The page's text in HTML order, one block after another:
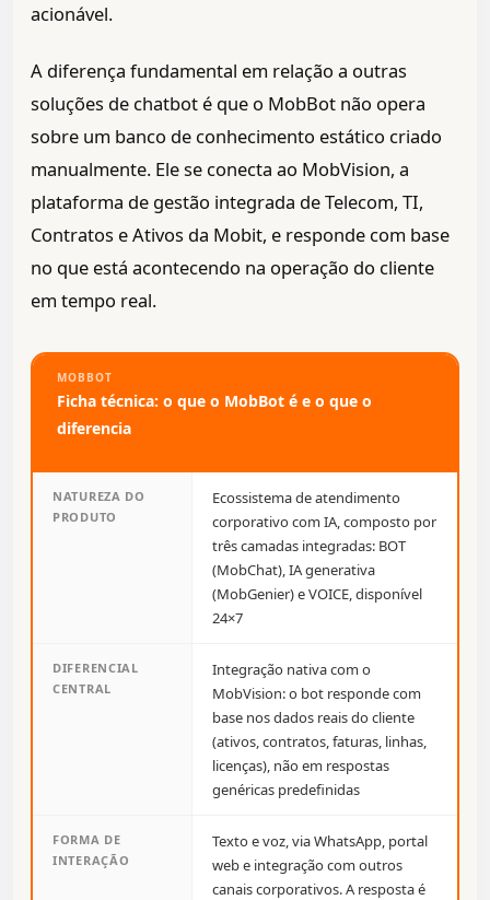
acionável.
A diferença fundamental em relação a outras
soluções de chatbot é que o MobBot não opera
sobre um banco de conhecimento estático criado
manualmente. Ele se conecta ao MobVision, a
plataforma de gestão integrada de Telecom, TI,
Contratos e Ativos da Mobit, e responde com base
no que está acontecendo na operação do cliente
em tempo real.
MOBBOT
Ficha técnica: o que o MobBot é e o que o
diferencia
NATUREZA DO
PRODUTO
Ecossistema de atendimento
corporativo com IA, composto por
três camadas integradas: BOT
(MobChat), IA generativa
(MobGenier) e VOICE, disponível
24×7
DIFERENCIAL
CENTRAL
Integração nativa com o
MobVision: o bot responde com
base nos dados reais do cliente
(ativos, contratos, faturas, linhas,
licenças), não em respostas
genéricas predefinidas
FORMA DE
INTERAÇÃO
Texto e voz, via WhatsApp, portal
web e integração com outros
canais corporativos. A resposta é